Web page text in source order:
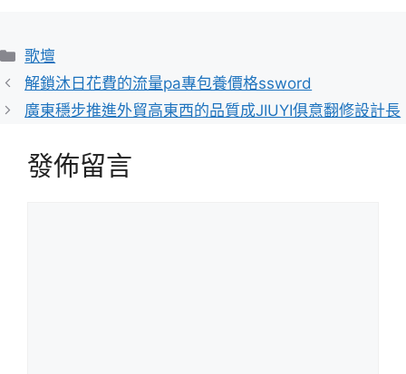
分
類
歌壇
解鎖沐日花費的流量pa專包養價格ssword
廣東穩步推進外貿高東西的品質成JIUYI俱意翻修設計長
發佈留言